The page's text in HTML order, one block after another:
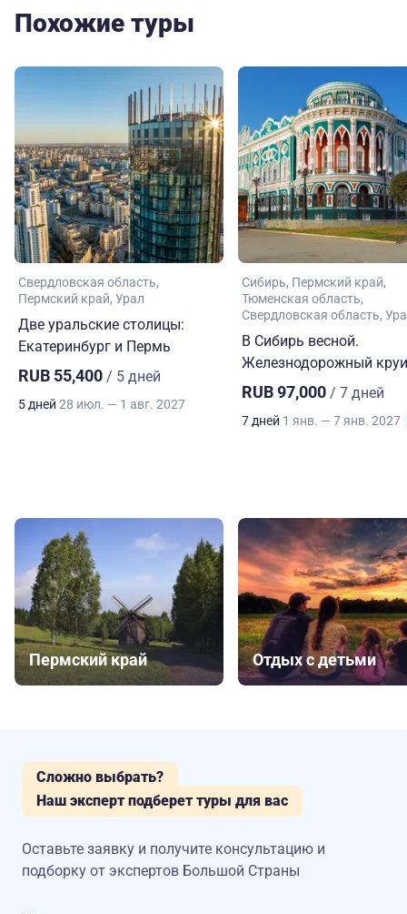
Похожие туры
Свердловская область
Пермский край Урал
Две уральские столицы:
Екатеринбург и Пермь
RUB 55,400 / 5 дней
5 дней 28 июл. — 1 авг. 2027
Сибирь Пермский край
Тюменская область
Свердловская область
В Сибирь весной.
Железнодорожный
RUB 97,000 / 7 дней
7 дней 1 янв. — 7 янв. 2027
Пермский край Отдых с детьми
Сложно выбрать?
Наш эксперт подберет туры для вас
Оставьте заявку и получите консультацию и
подборку от экспертов Большой Страны